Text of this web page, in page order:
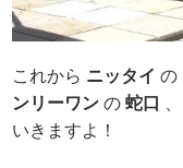
これから ニッタイ の
ンリ ーワン の 蛇口
いきますよ！